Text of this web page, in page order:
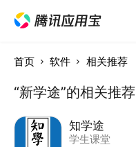
首页 软件 相关推荐
“新学途”的相关推
知学途
学生课堂